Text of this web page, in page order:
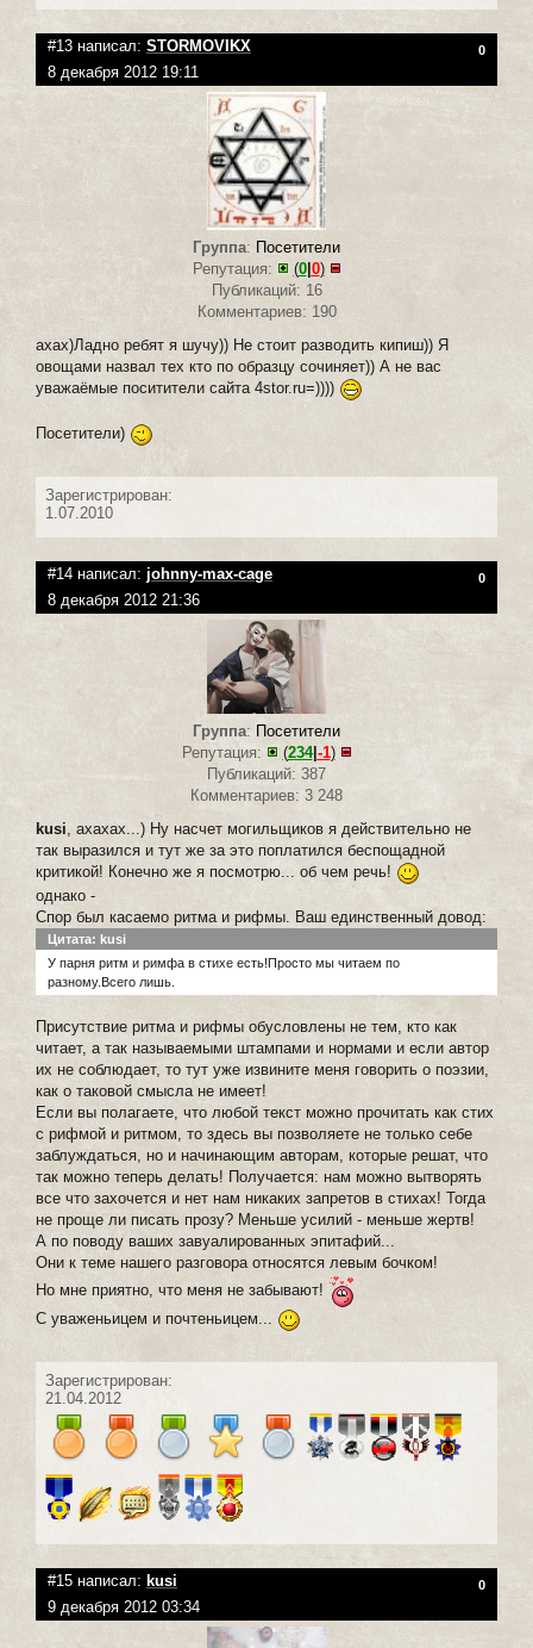
#13 написал: STORMOVIKX 0
8 декабря 2012 19:11
Группа: Посетители
Репутация:
(0| 0)
Публикаций: 16
Комментариев: 190
ахах)Ладно ребят я шучу)) Не стоит разводить кипиш)) Я
овощами назвал тех кто по образцу сочиняет)) А не вас
уважаёмые поситители сайта 4stor.ru=))))
Посетители)
Зарегистрирован:
1.07.2010
#14 написал: johnny-max-cage 0
8 декабря 2012 21:36
Группа: Посетители
Репутация:
(234| -1)
Публикаций: 387
Комментариев: 3 248
kusi , ахахах...) Ну насчет могильщиков я действительно не
так выразился и тут же за это поплатился беспощадной
критикой! Конечно же я посмотрю... об чем речь!
однако -
Спор был касаемо ритма и рифмы. Ваш единственный довод:
Цитата: kusi
У парня ритм и римфа в стихе есть!Просто мы читаем по
разному.Всего лишь.
Присутствие ритма и рифмы обусловлены не тем, кто как
читает, а так называемыми штампами и нормами и если автор
их не соблюдает, то тут уже извините меня говорить о поэзии,
как о таковой смысла не имеет!
Если вы полагаете, что любой текст можно прочитать как стих
с рифмой и ритмом, то здесь вы позволяете не только себе
заблуждаться, но и начинающим авторам, которые решат, что
так можно теперь делать! Получается: нам можно вытворять
все что захочется и нет нам никаких запретов в стихах! Тогда
не проще ли писать прозу? Меньше усилий - меньше жертв!
А по поводу ваших завуалированных эпитафий...
Они к теме нашего разговора относятся левым бочком!
Но мне приятно, что меня не забывают!
С уваженьицем и почтеньицем...
Зарегистрирован:
21.04.2012
#15 написал: kusi 0
9 декабря 2012 03:34